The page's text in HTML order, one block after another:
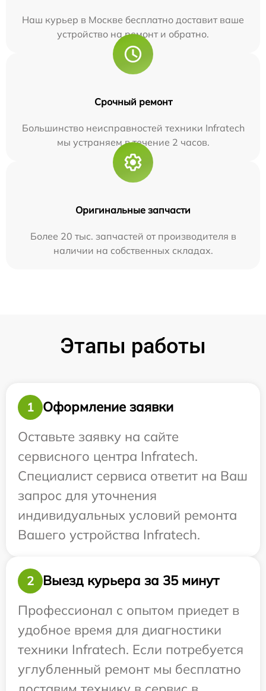
Наш курьер в Москве бесплатно доставит ваше
устройство на ремонт и обратно.
Срочный ремонт
Большинство неисправностей техники Infratech
мы устраняем в течение 2 часов.
Оригинальные запчасти
Более 20 тыс. запчастей от производителя в
наличии на собственных складах.
Этапы работы
1
Оформление заявки
Оставьте заявку на сайте
сервисного центра Infratech.
Специалист сервиса ответит на Ваш
запрос для уточнения
индивидуальных условий ремонта
Вашего устройства Infratech.
2
Выезд курьера за 35 минут
Профессионал с опытом приедет в
удобное время для диагностики
техники Infratech. Если потребуется
углубленный ремонт мы бесплатно